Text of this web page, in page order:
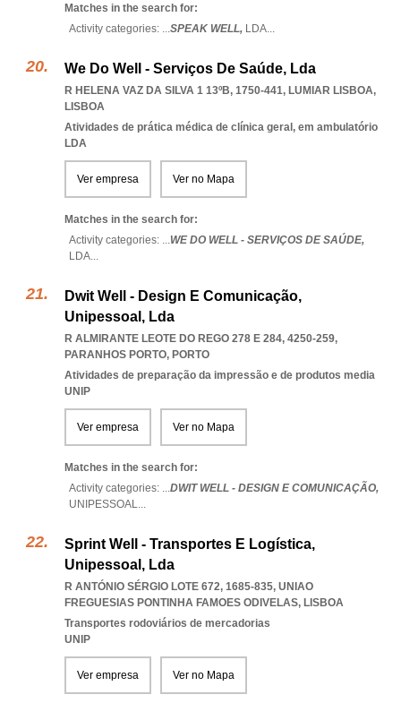
Matches in the search for:
Activity categories: ...SPEAK WELL, LDA...
We Do Well - Serviços De Saúde, Lda
R HELENA VAZ DA SILVA 1 13ºB, 1750-441, LUMIAR LISBOA,
LISBOA
Atividades de prática médica de clínica geral, em ambulatório
LDA
Ver empresa Ver no Mapa
Matches in the search for:
Activity categories: ...WE DO WELL - SERVIÇOS DE SAÚDE,
LDA...
Dwit Well - Design E Comunicação,
Unipessoal, Lda
R ALMIRANTE LEOTE DO REGO 278 E 284, 4250-259,
PARANHOS PORTO, PORTO
Atividades de preparação da impressão e de produtos media
UNIP
Ver empresa Ver no Mapa
Matches in the search for:
Activity categories: ...DWIT WELL - DESIGN E COMUNICAÇÃO,
UNIPESSOAL...
Sprint Well - Transportes E Logística,
Unipessoal, Lda
R ANTÓNIO SÉRGIO LOTE 672, 1685-835, UNIAO
FREGUESIAS PONTINHA FAMOES ODIVELAS, LISBOA
Transportes rodoviários de mercadorias
UNIP
Ver empresa Ver no Mapa